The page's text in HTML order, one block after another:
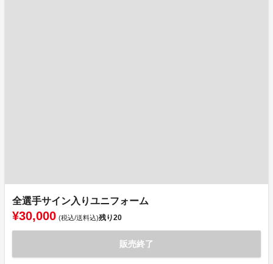
全選手サイン入りユニフォーム
¥30,000 (税込/送料込)残り20
販売終了